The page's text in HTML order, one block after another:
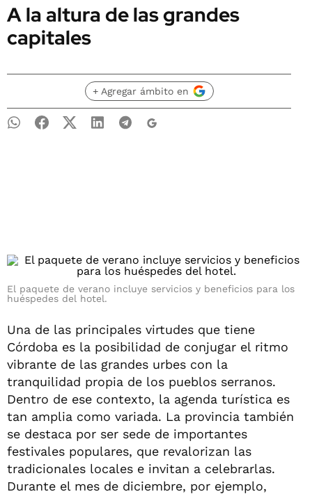
A la altura de las grandes
capitales
+ Agregar ámbito en
El paquete de verano incluye servicios y beneficios para los
huéspedes del hotel.
Una de las principales virtudes que tiene
Córdoba es la posibilidad de conjugar el ritmo
vibrante de las grandes urbes con la
tranquilidad propia de los pueblos serranos.
Dentro de ese contexto, la agenda turística es
tan amplia como variada. La provincia también
se destaca por ser sede de importantes
festivales populares, que revalorizan las
tradicionales locales e invitan a celebrarlas.
Durante el mes de diciembre, por ejemplo,